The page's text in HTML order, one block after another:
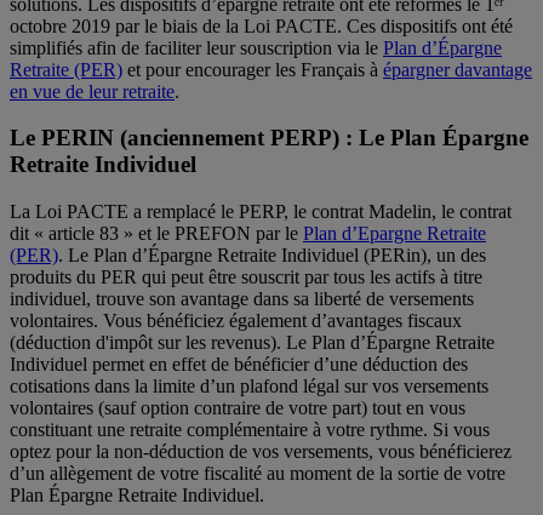
octobre 2019 par le biais de la Loi PACTE. Ces dispositifs ont été
simplifiés afin de faciliter leur souscription via le Plan d’Épargne
Retraite (PER) et pour encourager les Français à épargner davantage
en vue de leur retraite.
Le PERIN (anciennement PERP) : Le Plan Épargne
Retraite Individuel
La Loi PACTE a remplacé le PERP, le contrat Madelin, le contrat
dit « article 83 » et le PREFON par le Plan d’Epargne Retraite
(PER). Le Plan d’Épargne Retraite Individuel (PERin), un des
produits du PER qui peut être souscrit par tous les actifs à titre
individuel, trouve son avantage dans sa liberté de versements
volontaires. Vous bénéficiez également d’avantages fiscaux
(déduction d'impôt sur les revenus). Le Plan d’Épargne Retraite
Individuel permet en effet de bénéficier d’une déduction des
cotisations dans la limite d’un plafond légal sur vos versements
volontaires (sauf option contraire de votre part) tout en vous
constituant une retraite complémentaire à votre rythme. Si vous
optez pour la non-déduction de vos versements, vous bénéficierez
d’un allègement de votre fiscalité au moment de la sortie de votre
Plan Épargne Retraite Individuel.